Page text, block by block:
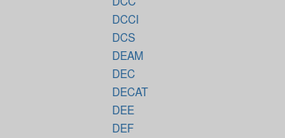
DCCI
DCS
DEAM
DEC
DECAT
DEE
DEF